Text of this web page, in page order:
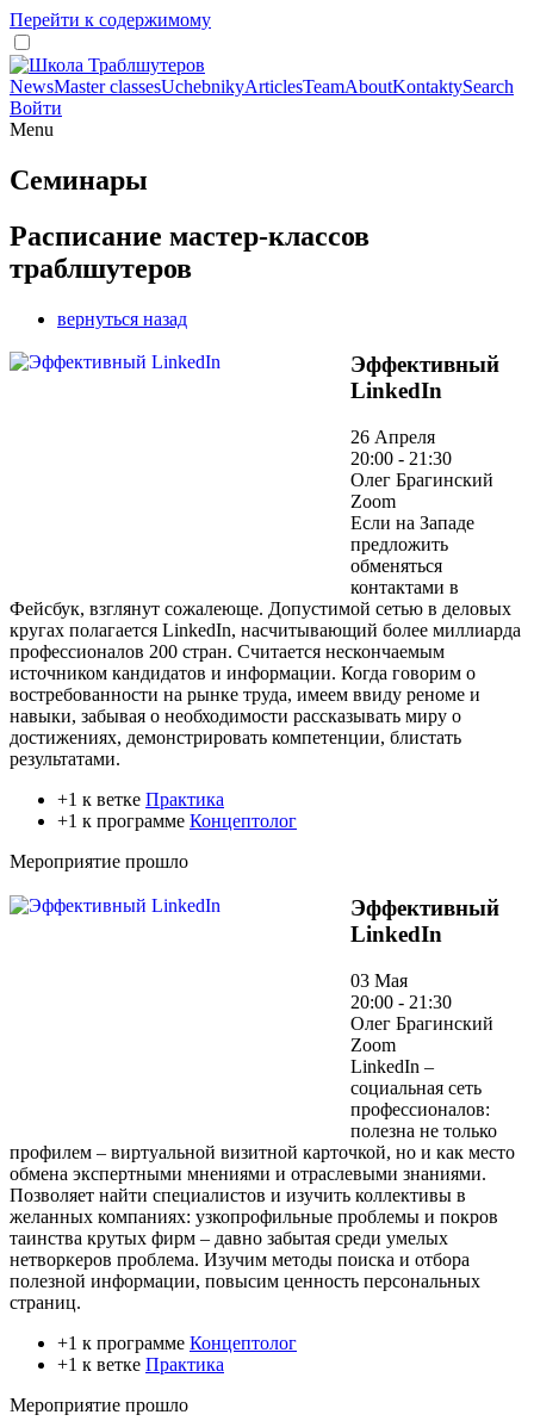
Перейти к содержимому
NewsMaster classesUchebnikyArticlesTeamAboutKontaktySearch
Войти
Menu
Семинары
Расписание мастер-классов
траблшутеров
вернуться назад
Эффективный
LinkedIn
26 Апреля
20:00 - 21:30
Олег Брагинский
Zoom
Если на Западе
предложить
обменяться
контактами в
Фейсбук, взглянут сожалеюще. Допустимой сетью в деловых
кругах полагается LinkedIn, насчитывающий более миллиарда
профессионалов 200 стран. Считается нескончаемым
источником кандидатов и информации. Когда говорим о
востребованности на рынке труда, имеем ввиду реноме и
навыки, забывая о необходимости рассказывать миру о
достижениях, демонстрировать компетенции, блистать
результатами.
+1 к ветке Практика
+1 к программе Концептолог
Мероприятие прошло
Эффективный
LinkedIn
03 Мая
20:00 - 21:30
Олег Брагинский
Zoom
LinkedIn –
социальная сеть
профессионалов:
полезна не только
профилем – виртуальной визитной карточкой, но и как место
обмена экспертными мнениями и отраслевыми знаниями.
Позволяет найти специалистов и изучить коллективы в
желанных компаниях: узкопрофильные проблемы и покров
таинства крутых фирм – давно забытая среди умелых
нетворкеров проблема. Изучим методы поиска и отбора
полезной информации, повысим ценность персональных
страниц.
+1 к программе Концептолог
+1 к ветке Практика
Мероприятие прошло